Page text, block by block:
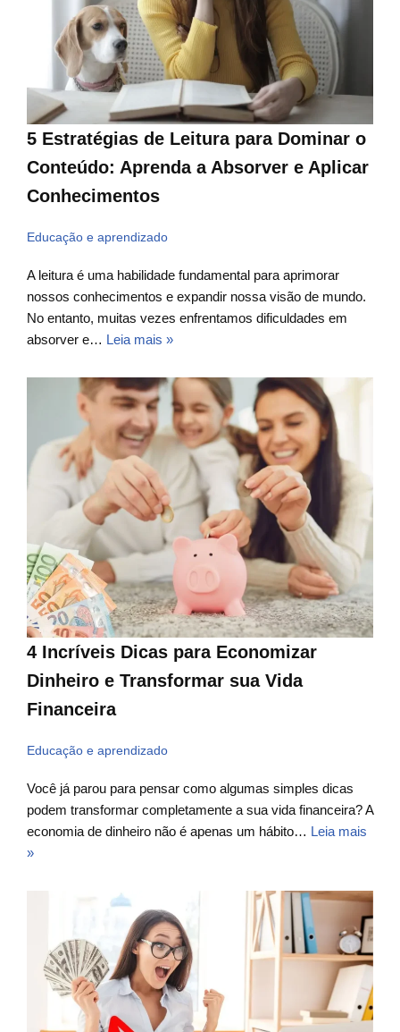
5 Estratégias de Leitura para Dominar o
Conteúdo: Aprenda a Absorver e Aplicar
Conhecimentos
Educação e aprendizado
A leitura é uma habilidade fundamental para aprimorar
nossos conhecimentos e expandir nossa visão de mundo.
No entanto, muitas vezes enfrentamos dificuldades em
absorver e… Leia mais »
4 Incríveis Dicas para Economizar
Dinheiro e Transformar sua Vida
Financeira
Educação e aprendizado
Você já parou para pensar como algumas simples dicas
podem transformar completamente a sua vida financeira? A
economia de dinheiro não é apenas um hábito… Leia mais
»